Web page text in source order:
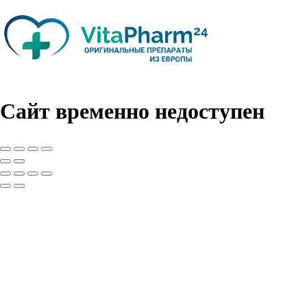
Сайт временно недоступен